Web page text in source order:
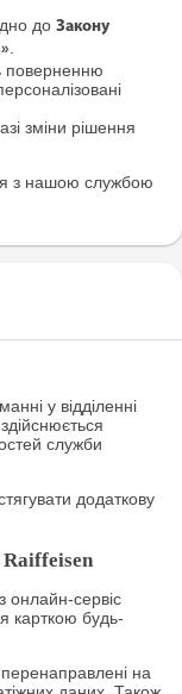
до Закону
.
поверненню
зміни рішення
з нашою службою
у відділенні
служби
додаткову
онлайн-сервіс
карткою будь-
на